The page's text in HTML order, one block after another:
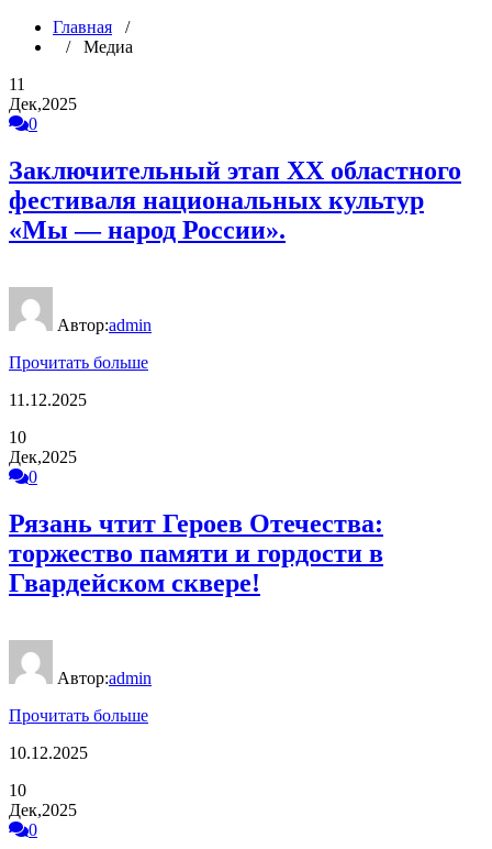
Главная /
/ Медиа
11
Дек,2025
0
Заключительный этап XX областного
фестиваля национальных культур
«Мы — народ России».
Автор:admin
Прочитать больше
11.12.2025
10
Дек,2025
0
Рязань чтит Героев Отечества:
торжество памяти и гордости в
Гвардейском сквере!
Автор:admin
Прочитать больше
10.12.2025
10
Дек,2025
0